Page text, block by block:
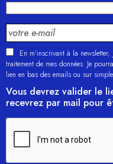
En m'inscrivant à la newsletter,
traitement de mes données. Je
lien en bas des emails ou sur
Vous devrez valider le
recevrez par mail pour